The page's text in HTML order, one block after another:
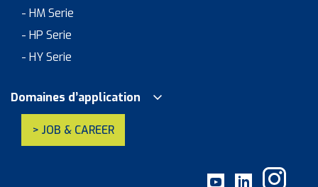
- HM Serie
- HP Serie
- HY Serie
Domaines d’application
> JOB & CAREER